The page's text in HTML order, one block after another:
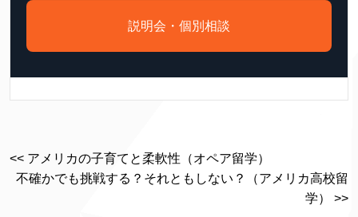
説明会・個別相談
<< アメリカの子育てと柔軟性（オペア留学）
不確かでも挑戦する？それともしない？（アメリカ高校留
学） >>